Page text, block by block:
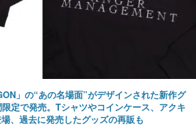
」の“あの名場面”がデザインされた新作グ
定で発売。Tシャツやコインケース、アクキ
、過去に発売したグッズの再販も